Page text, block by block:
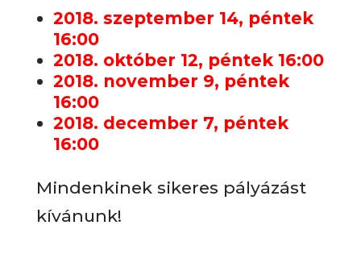
2018. szeptember 14, péntek
16:00
2018. október 12, péntek 16:00
2018. november 9, péntek
16:00
2018. december 7, péntek
16:00
Mindenkinek sikeres pályázást
kívánunk!